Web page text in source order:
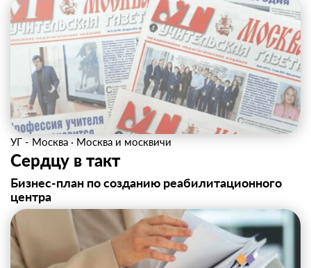
УГ - Москва · Москва и москвичи
Сердцу в такт
Бизнес-план по созданию реабилитационного
центра